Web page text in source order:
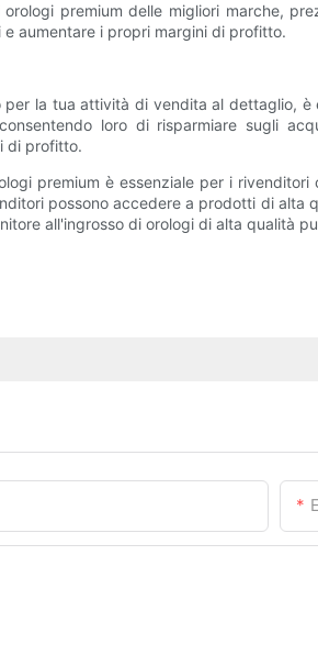
premium delle migliori marche,
aumentare i propri margini di profitto.
la tua attività di vendita al dettaglio,
loro di risparmiare sugli
di profitto.
premium è essenziale per i
possono accedere a prodotti di
all'ingrosso di orologi di alta qualità